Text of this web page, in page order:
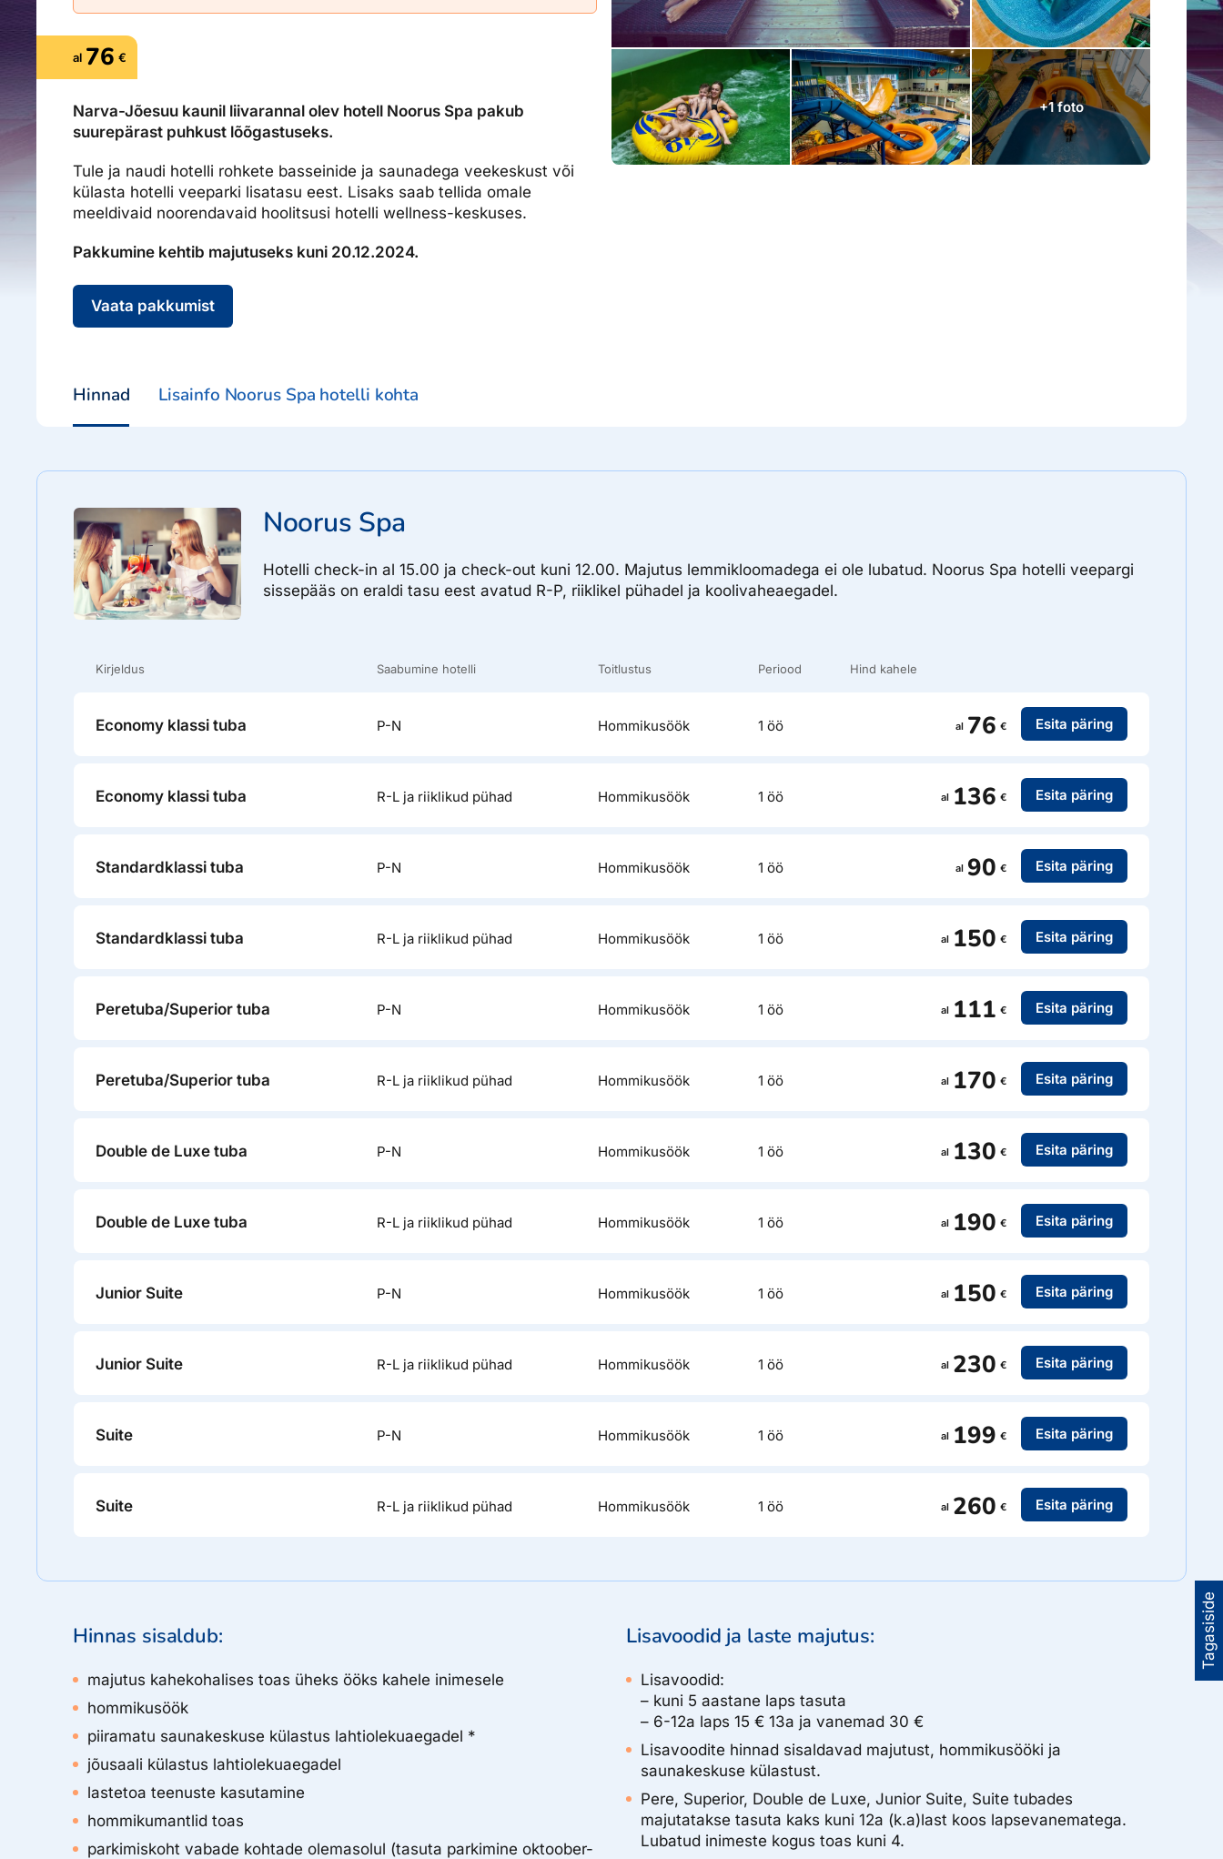
Airalo eSIM
Reisija meelespea
Platinum Club
Püsisoodustused
Ettevõttest, kontaktid, reisikonsultandi teenus, tule tööle, uudised...
Ettevõttest
Kontaktid
Reisikonsultandi teenus
Tule tööle
Uudised
Tagasiside
al 76 €
Narva-Jõesuu kaunil liivarannal olev hotell Noorus Spa pakub
suurepärast puhkust lõõgastuseks.
Tule ja naudi hotelli rohkete basseinide ja saunadega veekeskust või
külasta hotelli veeparki lisatasu eest. Lisaks saab tellida omale
meeldivaid noorendavaid hoolitsusi hotelli wellness-keskuses.
Pakkumine kehtib majutuseks kuni 20.12.2024.
Vaata pakkumist
+1 foto
Hinnad Lisainfo Noorus Spa hotelli kohta
Noorus Spa
Hotelli check-in al 15.00 ja check-out kuni 12.00. Majutus lemmikloomadega ei ole lubatud. Noorus Spa hotelli veepargi
sissepääs on eraldi tasu eest avatud R-P, riiklikel pühadel ja koolivaheaegadel.
Kirjeldus Saabumine hotelli Toitlustus Periood Hind kahele
Economy klassi tuba P-N Hommikusöök 1 öö al 76 € Esita päring
Economy klassi tuba R-L ja riiklikud pühad Hommikusöök 1 öö al 136 € Esita päring
Standardklassi tuba P-N Hommikusöök 1 öö al 90 € Esita päring
Standardklassi tuba R-L ja riiklikud pühad Hommikusöök 1 öö al 150 € Esita päring
Peretuba/Superior tuba P-N Hommikusöök 1 öö al 111 € Esita päring
Peretuba/Superior tuba R-L ja riiklikud pühad Hommikusöök 1 öö al 170 € Esita päring
Double de Luxe tuba P-N Hommikusöök 1 öö al 130 € Esita päring
Double de Luxe tuba R-L ja riiklikud pühad Hommikusöök 1 öö al 190 € Esita päring
Junior Suite P-N Hommikusöök 1 öö al 150 € Esita päring
Junior Suite R-L ja riiklikud pühad Hommikusöök 1 öö al 230 € Esita päring
Suite P-N Hommikusöök 1 öö al 199 € Esita päring
Suite R-L ja riiklikud pühad Hommikusöök 1 öö al 260 € Esita päring
Hinnas sisaldub:
majutus kahekohalises toas üheks ööks kahele inimesele
hommikusöök
piiramatu saunakeskuse külastus lahtiolekuaegadel *
jõusaali külastus lahtiolekuaegadel
lastetoa teenuste kasutamine
hommikumantlid toas
parkimiskoht vabade kohtade olemasolul (tasuta parkimine oktoober-
Lisavoodid ja laste majutus:
Lisavoodid:
– kuni 5 aastane laps tasuta
– 6-12a laps 15 € 13a ja vanemad 30 €
Lisavoodite hinnad sisaldavad majutust, hommikusööki ja
saunakeskuse külastust.
Pere, Superior, Double de Luxe, Junior Suite, Suite tubades
majutatakse tasuta kaks kuni 12a (k.a)last koos lapsevanematega.
Lubatud inimeste kogus toas kuni 4.